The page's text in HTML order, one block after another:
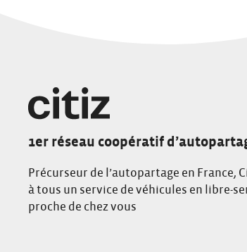
1er réseau coopératif
Précurseur de l’autopartage en France,
à tous un service de véhicules en libre-
proche de chez vous